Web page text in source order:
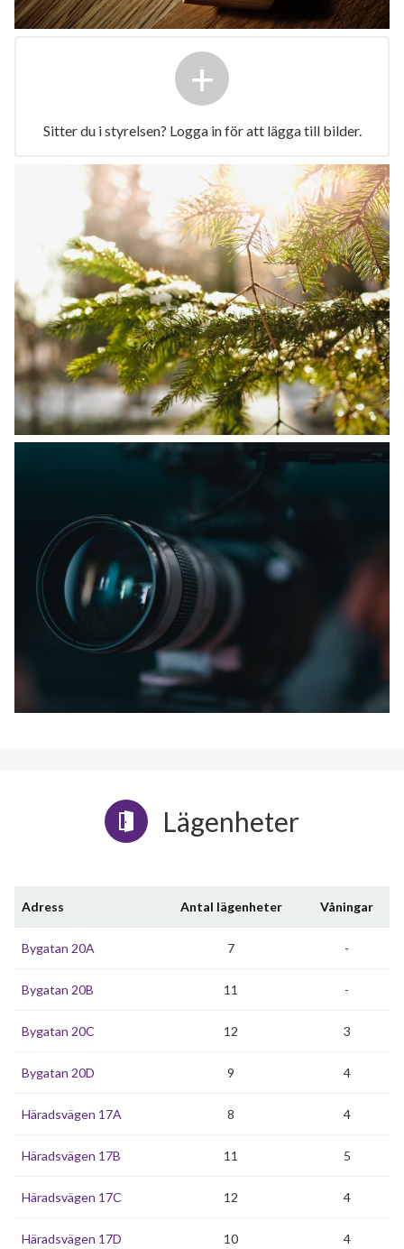
+
Sitter du i styrelsen? Logga in för att lägga till bilder.
Lägenheter
Adress Antal lägenheter Våningar
Bygatan 20A 7 -
Bygatan 20B 11 -
Bygatan 20C 12 3
Bygatan 20D 9 4
Häradsvägen 17A 8 4
Häradsvägen 17B 11 5
Häradsvägen 17C 12 4
Häradsvägen 17D 10 4